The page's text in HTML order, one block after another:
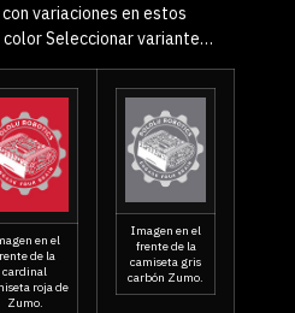
variaciones en estos
colorSeleccionar variante…
en el
de la
cardinal
roja de
Zumo.
Imagen en el
frente de la
camiseta gris
carbón Zumo.